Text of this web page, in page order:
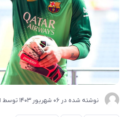
نوشته شده در 06 شهریور 1403 توسط